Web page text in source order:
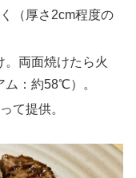
（厚さ2cm程度の
。両面焼けたら火
ム：約58℃）。
て提供。